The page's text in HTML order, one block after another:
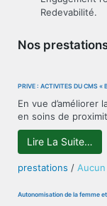
Redevabilité.
Nos
PRIVÉ : ACTIVITÉS DU CMS «
En vue d’améliorer
en soins de
Lire La Suite…
prestations /
Autonomisation de la femme